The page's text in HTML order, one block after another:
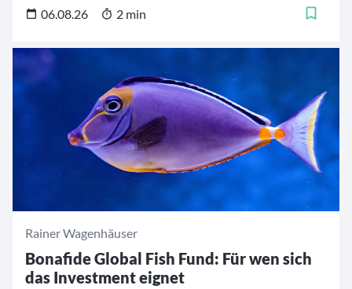
identifiziert. Bei der Geldanlage auf Greenhushing zu
06.08.26 2 min
Rainer Wagenhäuser
Bonafide Global Fish Fund: Für wen sich
das Investment eignet